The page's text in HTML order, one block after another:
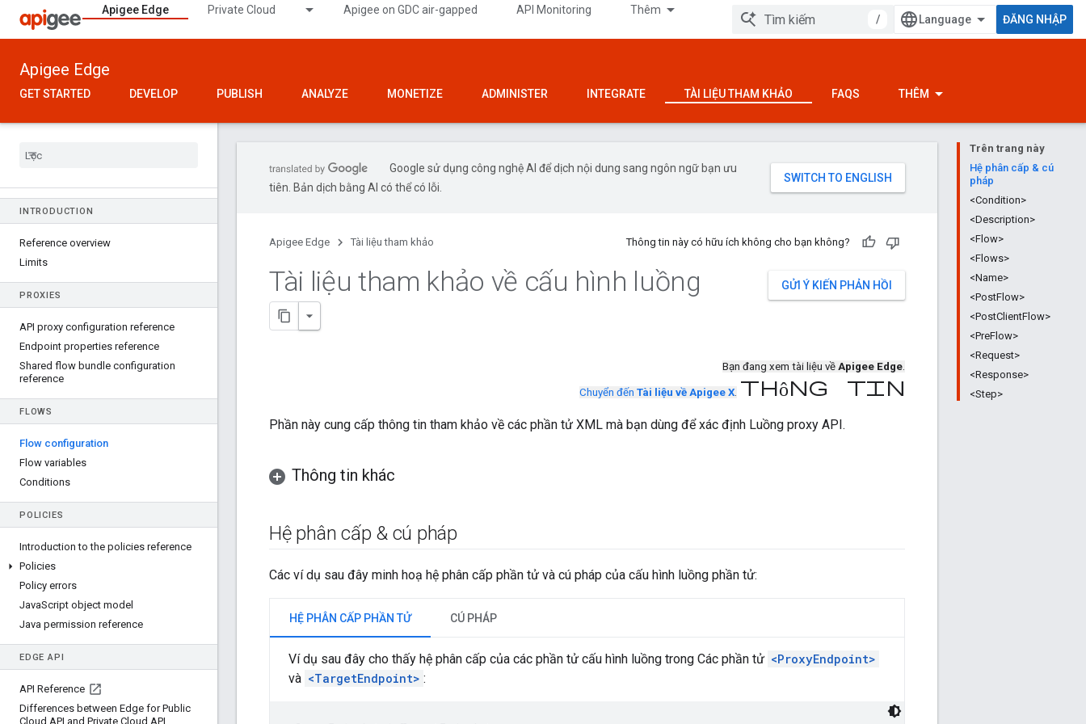
Apigee Edge Private Cloud Apigee on GDC air-gapped API Monitoring Thêm
/ ĐĂNG NHẬP
Apigee Edge
GET STARTED DEVELOP PUBLISH ANALYZE MONETIZE ADMINISTER INTEGRATE TÀI LIỆU THAM KHẢO FAQS THÊM
INTRODUCTION
Reference overview
Limits
PROXIES
API proxy configuration reference
Endpoint properties reference
Shared flow bundle configuration
reference
FLOWS
Flow configuration
Flow variables
Conditions
POLICIES
Introduction to the policies reference
Policies
Policy errors
JavaScript object model
Java permission reference
EDGE API
API Reference
Differences between Edge for Public
Cloud API and Private Cloud API
Trên trang này
Hệ phân cấp & cú
pháp
<Condition>
<Description>
<Flow>
<Flows>
<Name>
<PostFlow>
<PostClientFlow>
<PreFlow>
<Request>
<Response>
<Step>
Google sử dụng công nghệ AI để dịch nội dung sang ngôn ngữ bạn ưu
tiên. Bản dịch bằng AI có thể có lỗi.
Apigee Edge Tài liệu tham khảo Thông tin này có hữu ích không cho bạn không?
GỬI Ý KIẾN PHẢN HỒI
Tài liệu tham khảo về cấu hình luồng
Bạn đang xem tài liệu về Apigee Edge.
Chuyển đến Tài liệu về Apigee X. thông tin
Phần này cung cấp thông tin tham khảo về các phần tử XML mà bạn dùng để xác định Luồng proxy API.
Thông tin khác
Hệ phân cấp & cú pháp
Các ví dụ sau đây minh hoạ hệ phân cấp phần tử và cú pháp của cấu hình luồng phần tử:
HỆ PHÂN CẤP PHẦN TỬ CÚ PHÁP
Ví dụ sau đây cho thấy hệ phân cấp của các phần tử cấu hình luồng trong Các phần tử <ProxyEndpoint>
và <TargetEndpoint> :